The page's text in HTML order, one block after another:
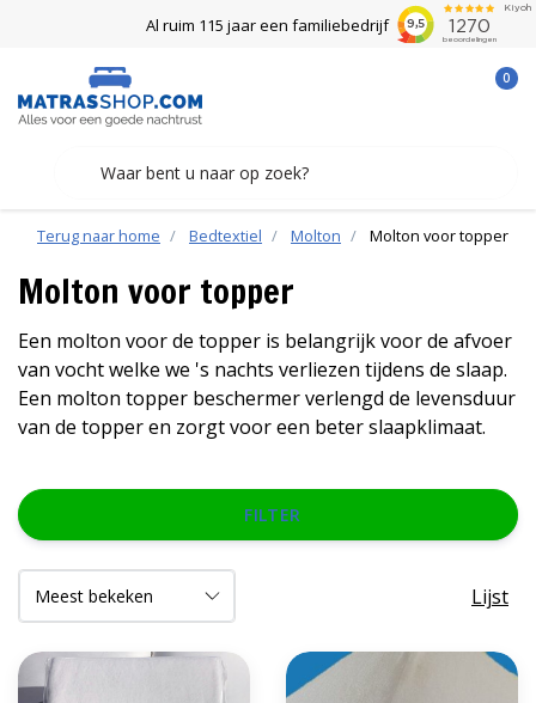
Al ruim 115 jaar een familiebedrijf
0
Terug naar home Bedtextiel Molton Molton voor topper
Molton voor topper
Een molton voor de topper is belangrijk voor de afvoer
van vocht welke we 's nachts verliezen tijdens de slaap.
Een molton topper beschermer verlengd de levensduur
van de topper en zorgt voor een beter slaapklimaat.
FILTER
Lijst